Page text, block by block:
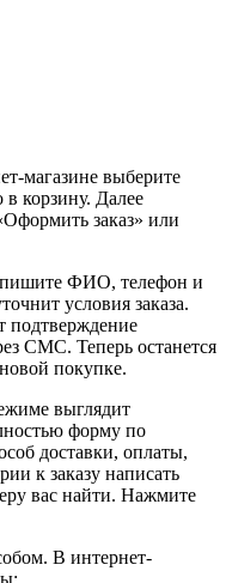
магазине выберите
в корзину. Далее
заказ» или
ФИО, телефон и
условия заказа.
подтверждение
СМС. Теперь останется
покупке.
выглядит
форму по
доставки, оплаты,
к заказу написать
вас найти. Нажмите
В интернет-